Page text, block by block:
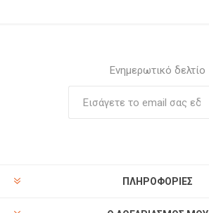
Ενημερωτικό δελτίο
ΠΛΗΡΟΦΟΡΊΕΣ